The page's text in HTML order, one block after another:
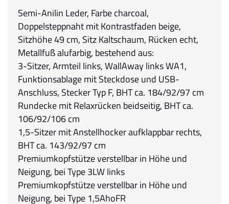
Semi-Anilin Leder, Farbe charcoal,
Doppelsteppnaht mit Kontrastfaden beige,
Sitzhöhe 49 cm, Sitz Kaltschaum, Rücken echt,
Metallfuß alufarbig, bestehend aus:
3-Sitzer, Armteil links, WallAway links WA1,
Funktionsablage mit Steckdose und USB-
Anschluss, Stecker Typ F, BHT ca. 184/92/97 cm
Rundecke mit Relaxrücken beidseitig, BHT ca.
106/92/106 cm
1,5-Sitzer mit Anstellhocker aufklappbar rechts,
BHT ca. 143/92/97 cm
Premiumkopfstütze verstellbar in Höhe und
Neigung, bei Type 3LW links
Premiumkopfstütze verstellbar in Höhe und
Neigung, bei Type 1,5AhoFR